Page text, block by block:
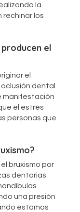
la
rechinar los
producen el
el
dental
manifestación
el estrés
personas que
bruxismo por
dentarias
una presión
estamos